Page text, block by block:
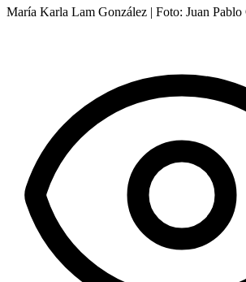
María Karla Lam González | Foto: Juan Pablo